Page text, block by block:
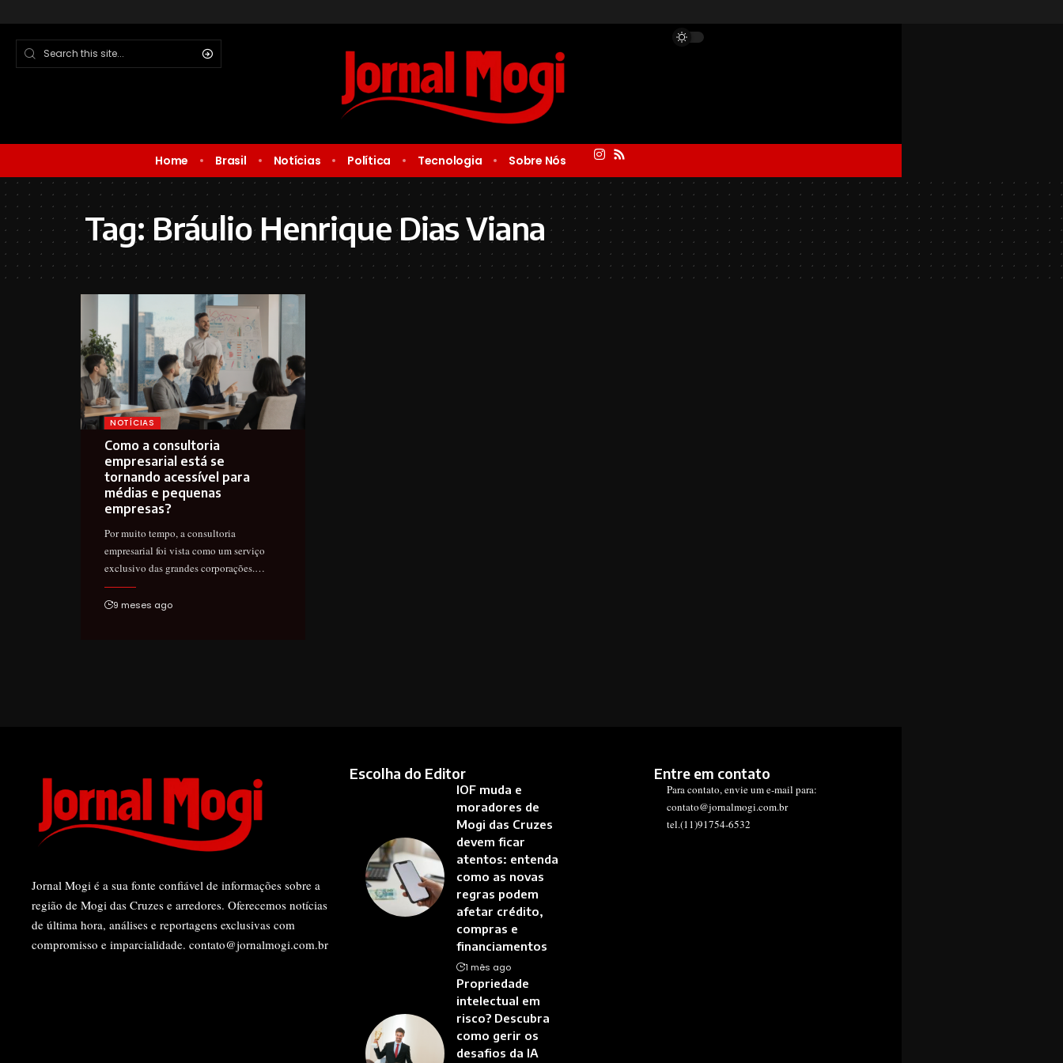
Home Brasil Notícias Política Tecnologia Sobre Nós
Tag:Bráulio Henrique Dias Viana
NOTÍCIAS
Como a consultoria
empresarial está se
tornando acessível para
médias e pequenas
empresas?
Por muito tempo, a consultoria
empresarial foi vista como um serviço
exclusivo das grandes corporações.…
9 meses ago
Jornal Mogi é a sua fonte confiável de informações sobre a
região de Mogi das Cruzes e arredores. Oferecemos notícias
de última hora, análises e reportagens exclusivas com
compromisso e imparcialidade. contato@jornalmogi.com.br
Escolha do Editor
IOF muda e
moradores de
Mogi das Cruzes
devem ficar
atentos: entenda
como as novas
regras podem
afetar crédito,
compras e
financiamentos
1 mês ago
Propriedade
intelectual em
risco? Descubra
como gerir os
desafios da IA
Entre em contato
Para contato, envie um e-mail para:
contato@jornalmogi.com.br
tel.(11)91754-6532